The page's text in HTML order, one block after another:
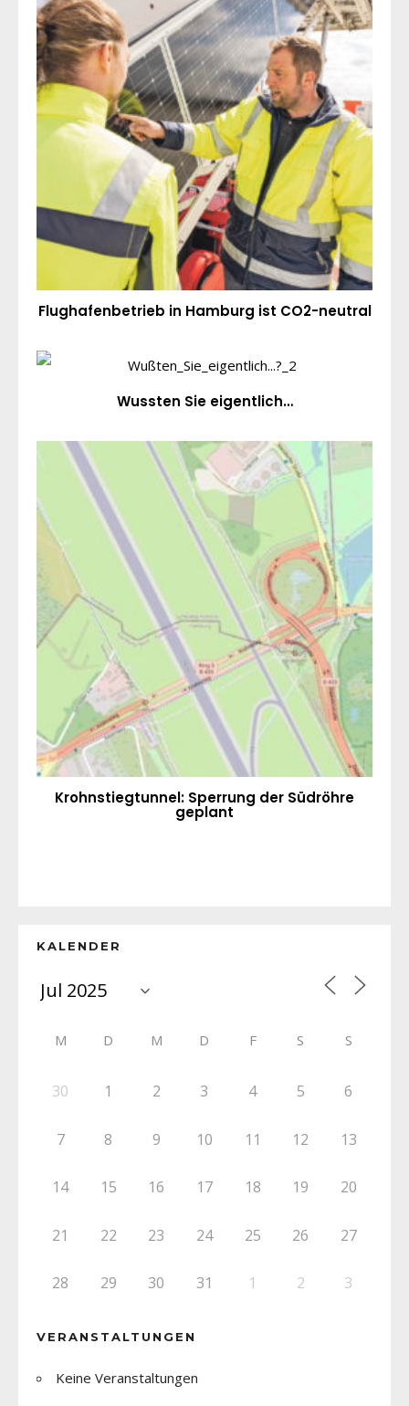
Flughafenbetrieb in Hamburg ist CO2-neutral
Wussten Sie eigentlich…
Krohnstiegtunnel: Sperrung der Südröhre
geplant
KALENDER
M D M D F S S
30 1 2 3 4 5 6
7 8 9 10 11 12 13
14 15 16 17 18 19 20
21 22 23 24 25 26 27
28 29 30 31 1 2 3
VERANSTALTUNGEN
Keine Veranstaltungen